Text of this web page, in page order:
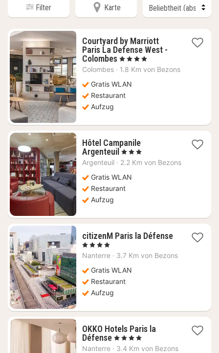
Filter Karte
Courtyard by Marriott
Paris La Defense West -
Colombes1
Nacht
76,36
€
, 4 Sterne
Colombes · 1.8 Km von Bezons
Gratis WLAN
Restaurant
Aufzug
Hôtel Campanile
Argenteuil 1
Nacht
49,37
€
, 3 Sterne
Argenteuil · 2.2 Km von Bezons
Gratis WLAN
Restaurant
Aufzug
citizenM Paris la Défense
1
Nacht
71,99
€
, 4 Sterne
Nanterre · 3.7 Km von Bezons
Gratis WLAN
Restaurant
Aufzug
OKKO Hotels Paris la
Défense1
Nacht
, 4 Sterne
Nanterre · 3.4 Km von Bezons